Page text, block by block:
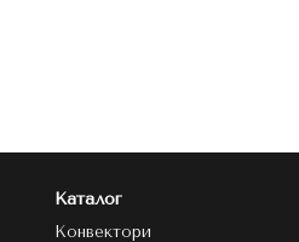
Каталог
Конвектори